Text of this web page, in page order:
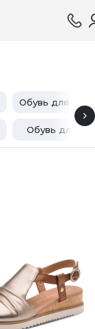
Обувь для
Обувь для